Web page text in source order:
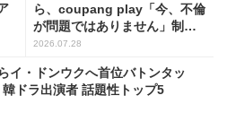
ら、coupang play「今、不倫
が問題ではありません」制作
発表会に出席！(PHOTO15枚)
2026.07.28
イ・ドンウクへ首位バトンタッ
ドラ出演者 話題性トップ5